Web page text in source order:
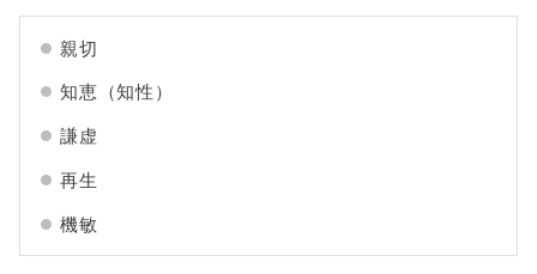
親切
知恵（知性）
謙虚
再生
機敏